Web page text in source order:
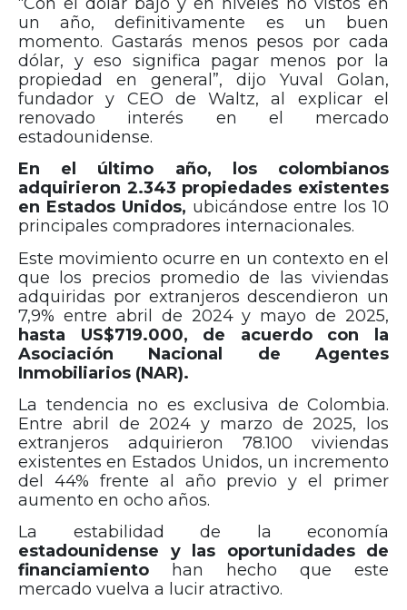
un año, definitivamente es un buen
momento. Gastarás menos pesos por cada
dólar, y eso significa pagar menos por la
propiedad en general”, dijo Yuval Golan,
fundador y CEO de Waltz, al explicar el
renovado interés en el mercado
estadounidense.
En el último año, los colombianos
adquirieron 2.343 propiedades existentes
en Estados Unidos, ubicándose entre los 10
principales compradores internacionales.
Este movimiento ocurre en un contexto en el
que los precios promedio de las viviendas
adquiridas por extranjeros descendieron un
7,9% entre abril de 2024 y mayo de 2025,
hasta US$719.000, de acuerdo con la
Asociación Nacional de Agentes
Inmobiliarios (NAR).
La tendencia no es exclusiva de Colombia.
Entre abril de 2024 y marzo de 2025, los
extranjeros adquirieron 78.100 viviendas
existentes en Estados Unidos, un incremento
del 44% frente al año previo y el primer
aumento en ocho años.
La estabilidad de la economía
estadounidense y las oportunidades de
financiamiento
han hecho que este
mercado vuelva a lucir atractivo.